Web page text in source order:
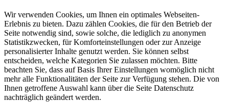
Wir verwenden Cookies, um Ihnen ein optimales Webseiten-
Erlebnis zu bieten. Dazu zählen Cookies, die für den Betrieb der
Seite notwendig sind, sowie solche, die lediglich zu anonymen
Statistikzwecken, für Komforteinstellungen oder zur Anzeige
personalisierter Inhalte genutzt werden. Sie können selbst
entscheiden, welche Kategorien Sie zulassen möchten. Bitte
beachten Sie, dass auf Basis Ihrer Einstellungen womöglich nicht
mehr alle Funktionalitäten der Seite zur Verfügung stehen. Die von
Ihnen getroffene Auswahl kann über die Seite Datenschutz
nachträglich geändert werden.